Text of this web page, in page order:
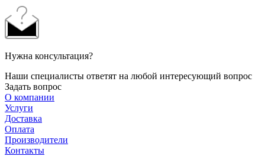
Нужна консультация?
Наши специалисты ответят на любой интересующий вопрос
Задать вопрос
О компании
Услуги
Доставка
Оплата
Производители
Контакты